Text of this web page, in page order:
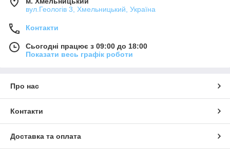
вул.Геологів 3, Хмельницький, Україна
Контакти
Сьогодні працює з 09:00 до 18:00
Показати весь графік роботи
Про нас
Контакти
Доставка та оплата